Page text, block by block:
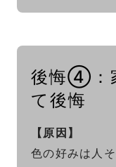
後悔④：
て後悔
【原因】
色の好みは人